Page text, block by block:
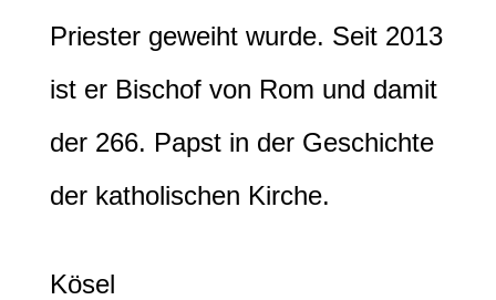
Priester geweiht wurde. Seit 2013
ist er Bischof von Rom und damit
der 266. Papst in der Geschichte
der katholischen Kirche.
Kösel